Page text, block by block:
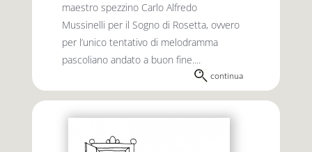
maestro spezzino Carlo Alfredo
Mussinelli per il Sogno di Rosetta, ovvero
per l’unico tentativo di melodramma
pascoliano andato a buon fine....
continua